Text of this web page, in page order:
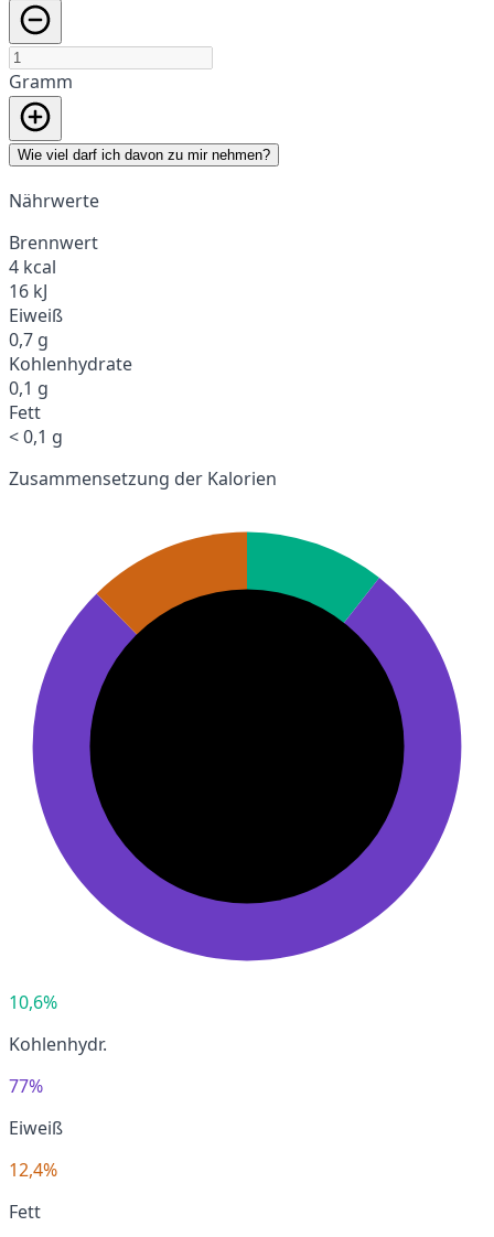
Gramm
Wie viel darf ich davon zu mir nehmen?
Nährwerte
Brennwert
4 kcal
16 kJ
Eiweiß
0,7 g
Kohlenhydrate
0,1 g
Fett
< 0,1 g
Zusammensetzung der Kalorien
10,6%
Kohlenhydr.
77%
Eiweiß
12,4%
Fett